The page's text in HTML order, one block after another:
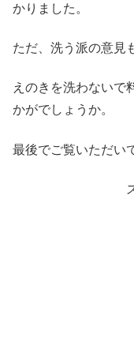
かりました。
ただ、洗う派の意見
えのきを洗わないで
かがでしょうか。
最後でご覧いただい